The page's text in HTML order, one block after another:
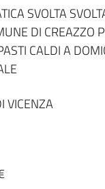
SVOLTA
DI CREAZZO
CALDI A
VICENZA